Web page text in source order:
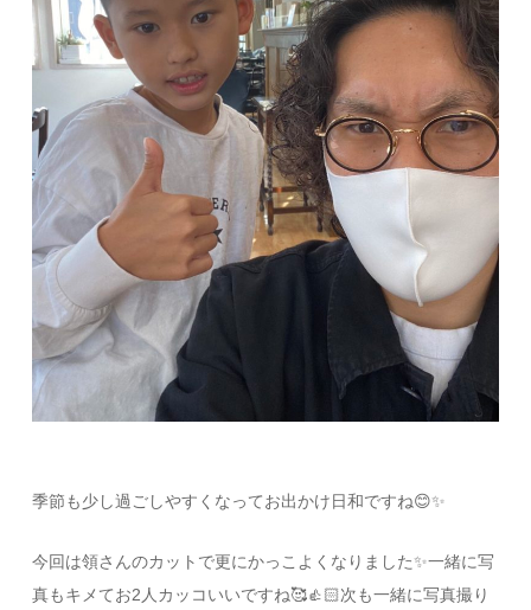
季節も少し過ごしやすくなってお出かけ日和ですね😊✨
今回は領さんのカットで更にかっこよくなりました✨一緒に写
真もキメてお2人カッコいいですね🥰👍🏻次も一緒に写真撮り